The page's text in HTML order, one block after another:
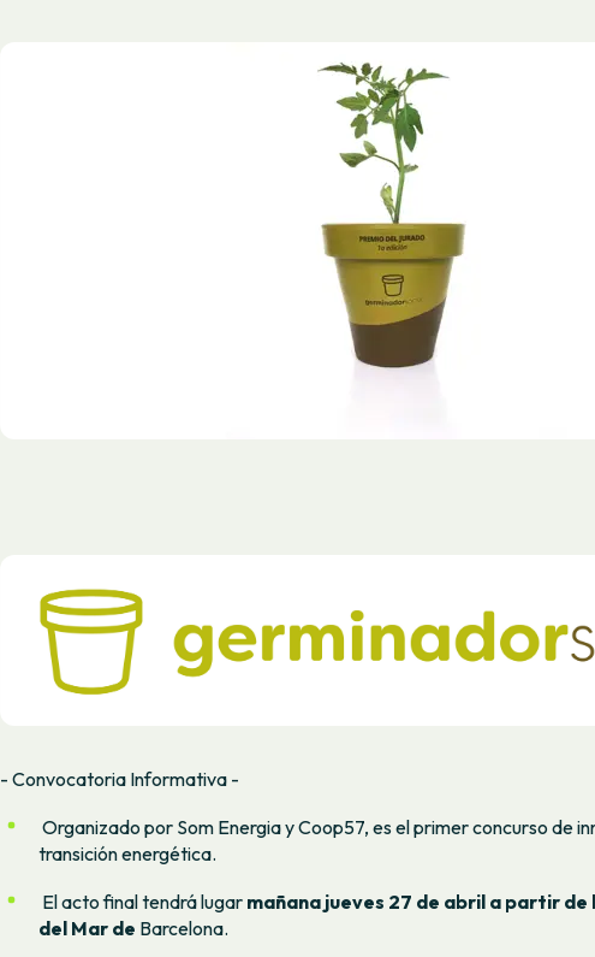
- Convocatoria Informativa -
Organizado por Som Energia y Coop57, es el primer concurso de
transición energética.
El acto final tendrá lugar mañana jueves 27 de abril a partir de
del Mar de Barcelona.